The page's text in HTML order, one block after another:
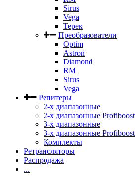
Sirus
Vega
Терек
Преобразователи
Optim
Astron
Diamond
RM
Sirus
Vega
Репитеры
2-х диапазонные
2-х диапазонные Profiboost
3-х диапазонные
3-х диапазонные Profiboost
Комплекты
Ретрансляторы
Распродажа
...